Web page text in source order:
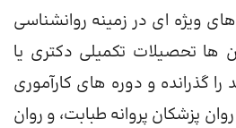
ویژه ای در زمینه روانشناسی
ها تحصیلات تکمیلی دکتری یا
گذرانده و دوره های کارآموری
پزشکان پروانه طبابت، و روان